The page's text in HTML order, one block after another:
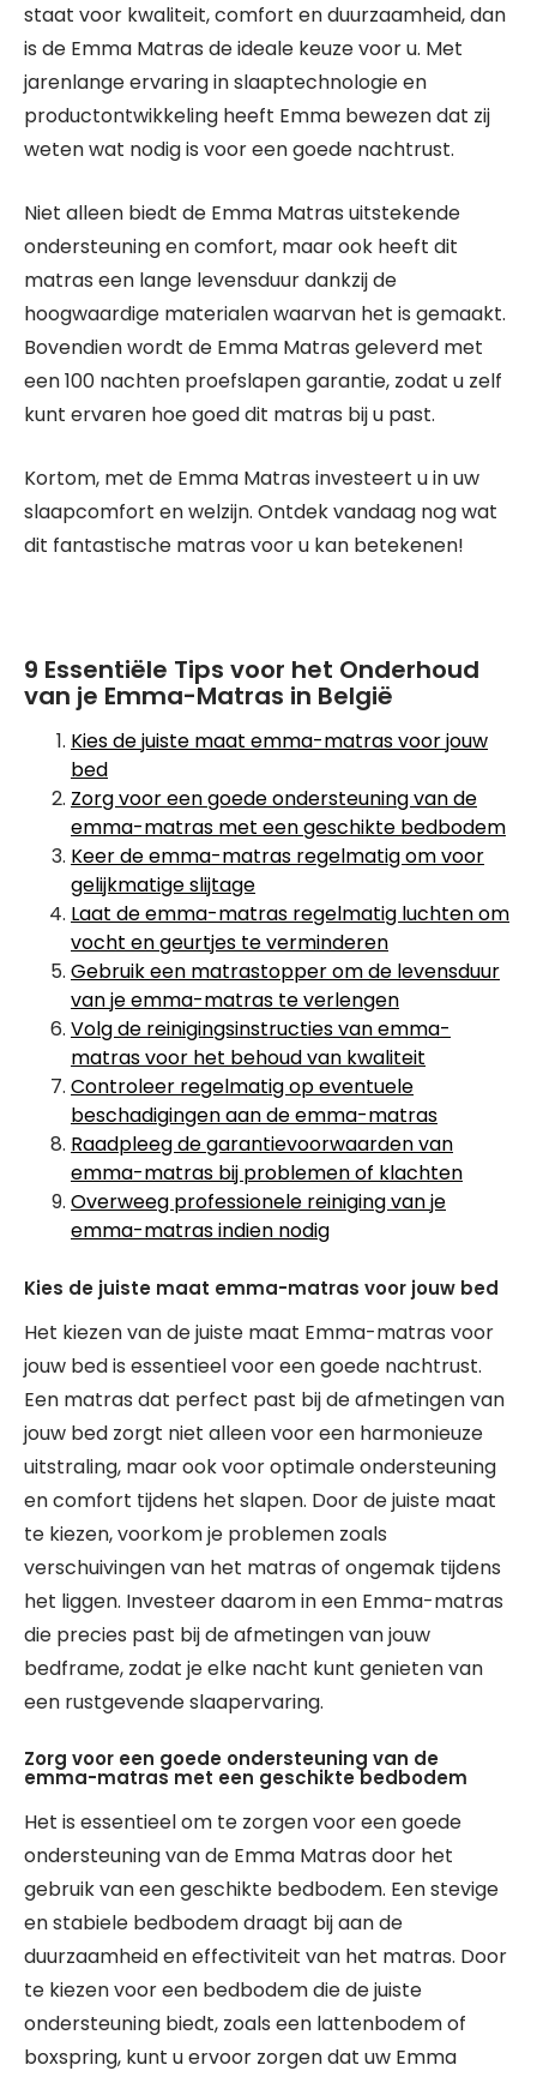
staat voor kwaliteit, comfort en duurzaamheid, dan
is de Emma Matras de ideale keuze voor u. Met
jarenlange ervaring in slaaptechnologie en
productontwikkeling heeft Emma bewezen dat zij
weten wat nodig is voor een goede nachtrust.
Niet alleen biedt de Emma Matras uitstekende
ondersteuning en comfort, maar ook heeft dit
matras een lange levensduur dankzij de
hoogwaardige materialen waarvan het is gemaakt.
Bovendien wordt de Emma Matras geleverd met
een 100 nachten proefslapen garantie, zodat u zelf
kunt ervaren hoe goed dit matras bij u past.
Kortom, met de Emma Matras investeert u in uw
slaapcomfort en welzijn. Ontdek vandaag nog wat
dit fantastische matras voor u kan betekenen!
9 Essentiële Tips voor het Onderhoud
van je Emma-Matras in België
Kies de juiste maat emma-matras voor jouw
bed
Zorg voor een goede ondersteuning van de
emma-matras met een geschikte bedbodem
Keer de emma-matras regelmatig om voor
gelijkmatige slijtage
Laat de emma-matras regelmatig luchten om
vocht en geurtjes te verminderen
Gebruik een matrastopper om de levensduur
van je emma-matras te verlengen
Volg de reinigingsinstructies van emma-
matras voor het behoud van kwaliteit
Controleer regelmatig op eventuele
beschadigingen aan de emma-matras
Raadpleeg de garantievoorwaarden van
emma-matras bij problemen of klachten
Overweeg professionele reiniging van je
emma-matras indien nodig
Kies de juiste maat emma-matras voor jouw bed
Het kiezen van de juiste maat Emma-matras voor
jouw bed is essentieel voor een goede nachtrust.
Een matras dat perfect past bij de afmetingen van
jouw bed zorgt niet alleen voor een harmonieuze
uitstraling, maar ook voor optimale ondersteuning
en comfort tijdens het slapen. Door de juiste maat
te kiezen, voorkom je problemen zoals
verschuivingen van het matras of ongemak tijdens
het liggen. Investeer daarom in een Emma-matras
die precies past bij de afmetingen van jouw
bedframe, zodat je elke nacht kunt genieten van
een rustgevende slaapervaring.
Zorg voor een goede ondersteuning van de
emma-matras met een geschikte bedbodem
Het is essentieel om te zorgen voor een goede
ondersteuning van de Emma Matras door het
gebruik van een geschikte bedbodem. Een stevige
en stabiele bedbodem draagt bij aan de
duurzaamheid en effectiviteit van het matras. Door
te kiezen voor een bedbodem die de juiste
ondersteuning biedt, zoals een lattenbodem of
boxspring, kunt u ervoor zorgen dat uw Emma